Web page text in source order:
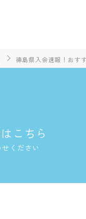
徳島県入会速報！おす
こちら
ください